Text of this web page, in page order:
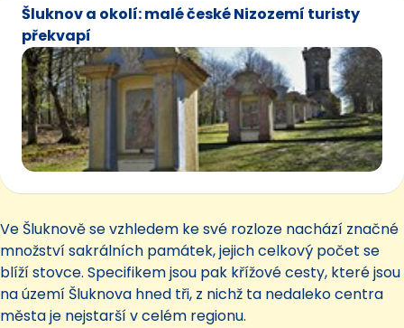
Šluknov a okolí: malé české Nizozemí turisty
překvapí
Ve Šluknově se vzhledem ke své rozloze nachází značné
množství sakrálních památek, jejich celkový počet se
blíží stovce. Specifikem jsou pak křížové cesty, které jsou
na území Šluknova hned tři, z nichž ta nedaleko centra
města je nejstarší v celém regionu.